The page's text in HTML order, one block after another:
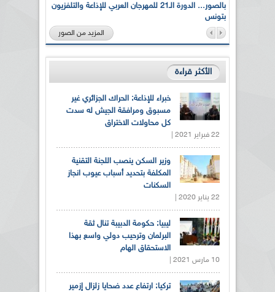
بالصور... الدورة الـ21 للمهرجان العربي للإذاعة والتلفزيون
بتونس
المزيد من الصور
الأكثر قراءة
خبراء للإذاعة: الحراك الجزائري غير
مسبوق ومرافقة الجيش له سدت
كل محاولات الاختراق
22 فبراير 2021 |
وزير السكن ينصب اللجنة التقنية
المكلفة بتحديد أسباب عيوب انجاز
السكنات
22 يناير 2020 |
ليبيا: حكومة الدبيبة تنال ثقة
البرلمان وترحيب دولي واسع بهذا
الاستحقاق الهام
10 مارس 2021 |
تركيا: ارتفاع عدد ضحايا زلزال إزمير